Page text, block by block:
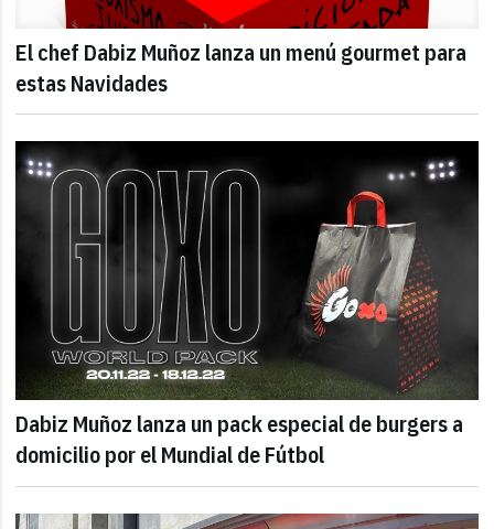
El chef Dabiz Muñoz lanza un menú gourmet para
estas Navidades
Dabiz Muñoz lanza un pack especial de burgers a
domicilio por el Mundial de Fútbol